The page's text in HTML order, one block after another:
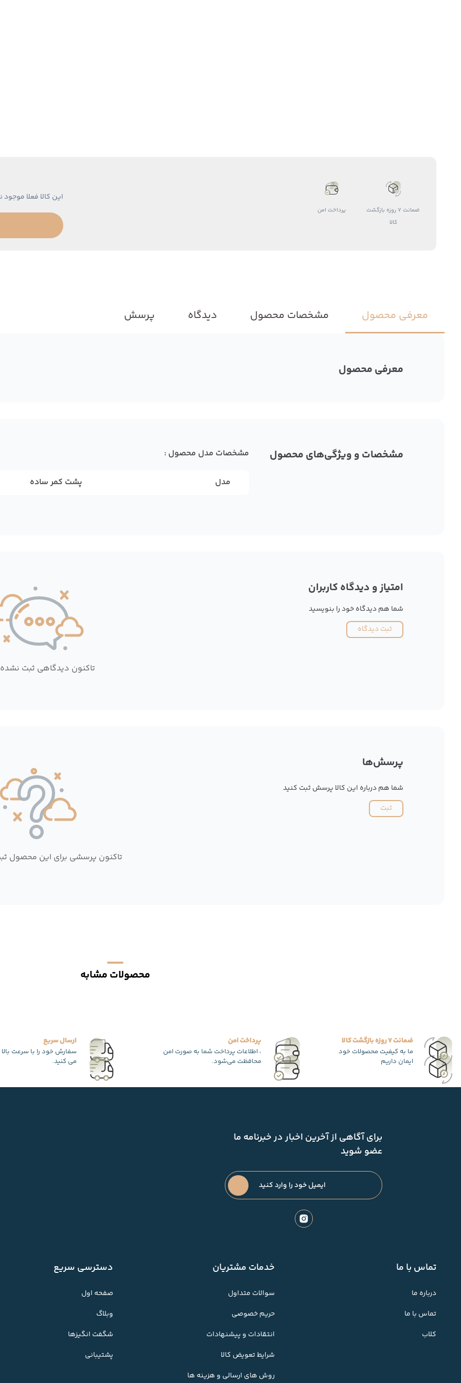
ضمانت 7 روزه بازگشت
کالا
پرداخت امن
این کالا فعلا
معرفی محصول مشخصات محصول دیدگاه پرسش
معرفی محصول
مشخصات و ویژگی‌های محصول مشخصات مدل محصول :
مدل پشت کمر ساده
امتیاز و دیدگاه کاربران
شما هم دیدگاه خود را بنویسید
ثبت دیدگاه
تاکنون دیدگاهی ثبت
پرسش‌ها
شما هم درباره این کالا پرسش ثبت کنید
ثبت
تاکنون پرسشی برای این محصول
محصولات مشابه
ضمانت 7 روزه بازگشت کالا
ما به کیفیت محصولات خود
ایمان داریم
پرداخت امن
، اطلاعات پرداخت شما به صورت امن
محافظت می‌شود.
ارسال سریع
سفارش خود را با سرعت
می کنید.
برای آگاهی از آخرین اخبار در خبرنامه ما
عضو شوید
تماس با ما
درباره ما
تماس با ما
کلاب
خدمات مشتریان
سوالات متداول
حریم خصوصی
انتقادات و پیشنهادات
شرایط تعویض کالا
روش های ارسالی و هزینه ها
دسترسی سریع
صفحه اول
وبلاگ
شگفت انگیزها
پشتیبانی